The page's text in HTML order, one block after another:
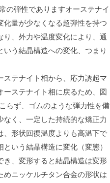
の弾性でありますオーステナイ
化量が少なくなる超弾性を持つ
、外力や温度変化により、通
う結晶構造への変化、つまり
テナイト相から、応力誘起マ
ーステナイト相に戻るため、図
らず、ゴムのような弾力性を備
く、一定した持続的な矯正力
、形状回復温度よりも高温下で
いう結晶構造に変化（変態）
き、変形すると結晶構造は変形
ニッケルチタン合金の形状は